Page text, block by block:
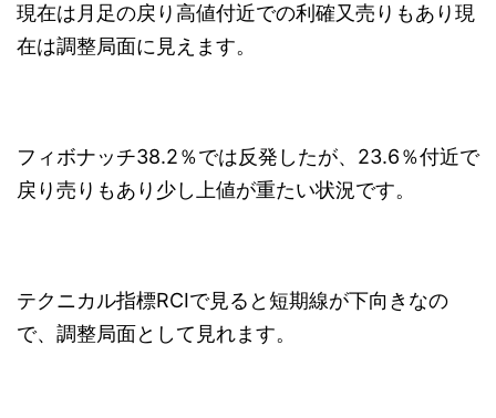
現在は月足の戻り高値付近での利確又売りもあり現
在は調整局面に見えます。
フィボナッチ38.2％では反発したが、23.6％付近で
戻り売りもあり少し上値が重たい状況です。
テクニカル指標RCIで見ると短期線が下向きなの
で、調整局面として見れます。